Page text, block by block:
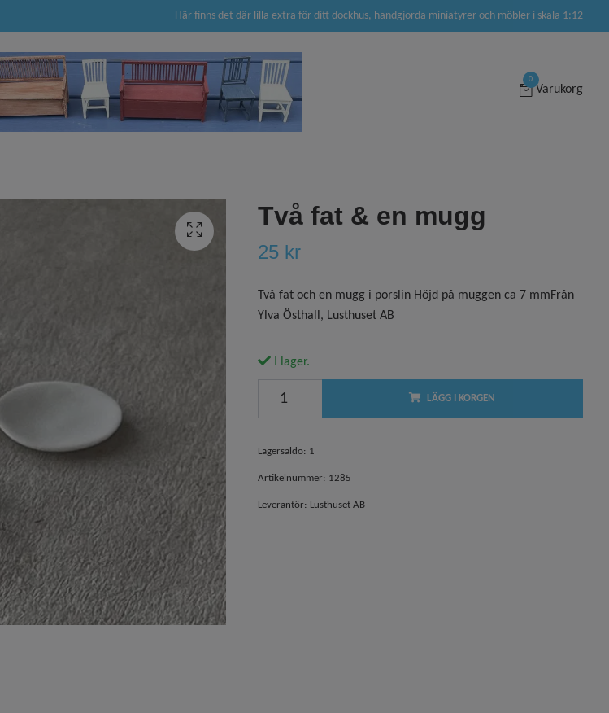
Här finns det där lilla extra för ditt dockhus, handgjorda miniatyrer och möbler i skala 1:12
0
Varukorg
Två fat & en mugg
25 kr
Två fat och en mugg i porslin Höjd på muggen ca 7 mmFrån
Ylva Östhall, Lusthuset AB
I lager.
LÄGG I KORGEN
Lagersaldo: 1
Artikelnummer: 1285
Leverantör: Lusthuset AB